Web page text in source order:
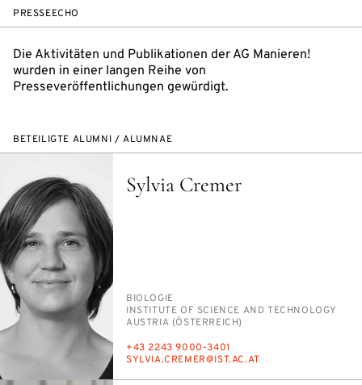
PRESSEECHO
Die Aktivitäten und Publikationen der AG Manieren!
wurden in einer langen Reihe von
Presseveröffentlichungen gewürdigt.
BETEILIGTE ALUMNI / ALUMNAE
Sylvia Cremer
PERSON_RESEARCH_SUBJECT
BIO­LO­GIE
INSTITUTION
IN­STI­TU­TE OF SCI­ENCE AND TECH­NO­LO­GY
AUS­TRIA (ÖS­TER­REICH)
TELEFON
+43 2243 9000-3401
E-
SYL­VIA.CRE­MER@IST.AC.AT